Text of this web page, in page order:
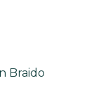
Braido